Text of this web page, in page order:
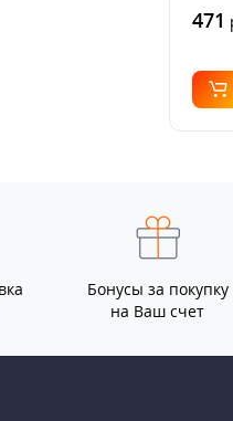
471
Бонусы за покупку
на Ваш счет